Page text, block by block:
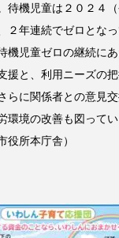
待機児童は２０２４（
２年連続でゼロとなっ
機児童ゼロの継続に
援と、利用ニーズの
らに関係者との意見
環境の改善も図ってい
所本庁舎）